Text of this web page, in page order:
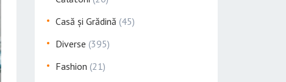
Casă și Grădină (45)
Diverse (395)
Fashion (21)